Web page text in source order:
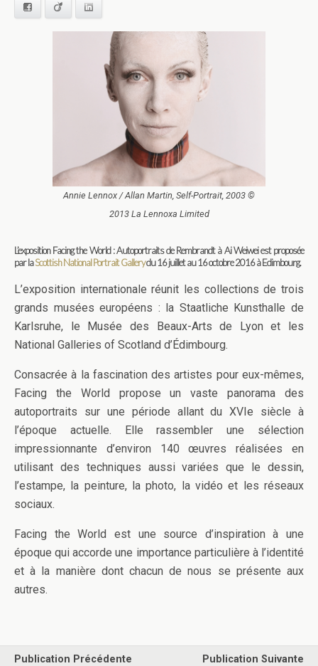
Facebook Viadeo
Annie Lennox / Allan Martin, Self-Portrait, 2003 ©
2013 La Lennoxa Limited
L’exposition Facing the World : Autoportraits de Rembrandt à Ai Weiwei est proposée
par laScottish National Portrait Gallerydu 16 juillet au 16 octobre 2016 à Edimbourg.
L’exposition internationale réunit les collections de trois
grands musées européens : la Staatliche Kunsthalle de
Karlsruhe, le Musée des Beaux-Arts de Lyon et les
National Galleries of Scotland d’Édimbourg.
Consacrée à la fascination des artistes pour eux-mêmes,
Facing the World propose un vaste panorama des
autoportraits sur une période allant du XVIe siècle à
l’époque actuelle. Elle rassembler une sélection
impressionnante d’environ 140 œuvres réalisées en
utilisant des techniques aussi variées que le dessin,
l’estampe, la peinture, la photo, la vidéo et les réseaux
sociaux.
Facing the World est une source d’inspiration à une
époque qui accorde une importance particulière à l’identité
et à la manière dont chacun de nous se présente aux
autres.
Publication Précédente Publication Suivante